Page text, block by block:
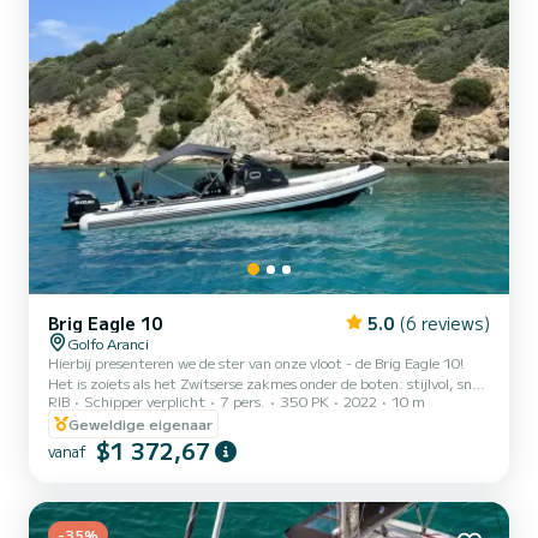
Brig Eagle 10 5.0 (6 reviews)
Golfo Aranci
Hierbij presenteren we de ster van onze vloot - de Brig Eagle 10!
Het is zoiets als het Zwitserse zakmes onder de boten: stijlvol, snel
en verrassend comfortabel. Dit is niet zomaar een boot; het is een
stukje drijvende luxe dat je portemonnee niet zal plunderen. Denk
aan een brandstofefficiënt beest, dankzij de twee Suzuki-motoren
van 350 pk met chique contraroterende dubbele propellers. Dit
zomaar een boot; het is een echte blikvan...
RIB Schipper verplicht 7 pers. 350 PK 2022
10 m
Geweldige eigenaar
vanaf $1 372,67
-35%